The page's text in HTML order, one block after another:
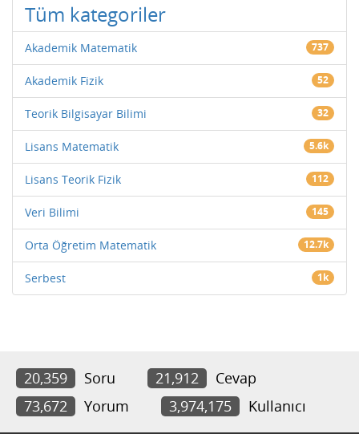
Tüm kategoriler
Akademik Matematik 737
Akademik Fizik 52
Teorik Bilgisayar Bilimi 32
Lisans Matematik 5.6k
Lisans Teorik Fizik 112
Veri Bilimi 145
Orta Öğretim Matematik 12.7k
Serbest 1k
20,359 Soru 21,912
Cevap
73,672
Yorum 3,974,175 Kullanıcı